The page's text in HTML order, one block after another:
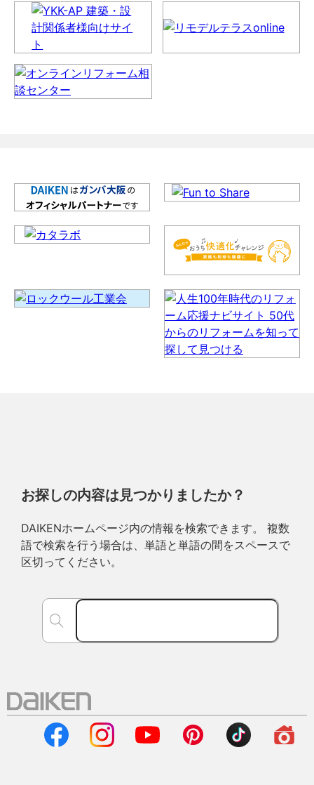
お探しの内容は見つかりましたか？
DAIKENホームページ内の情報を検索できます。 複数
語で検索を行う場合は、単語と単語の間をスペースで
区切ってください。